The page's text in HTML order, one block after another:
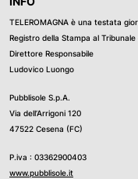
TELEROMAGNA è una testata
Registro della Stampa al
Direttore Responsabile
Ludovico Luongo
Pubblisole S.p.A.
Via dell’Arrigoni 120
47522 Cesena (FC)
P.iva : 03362900403
www.pubblisole.it